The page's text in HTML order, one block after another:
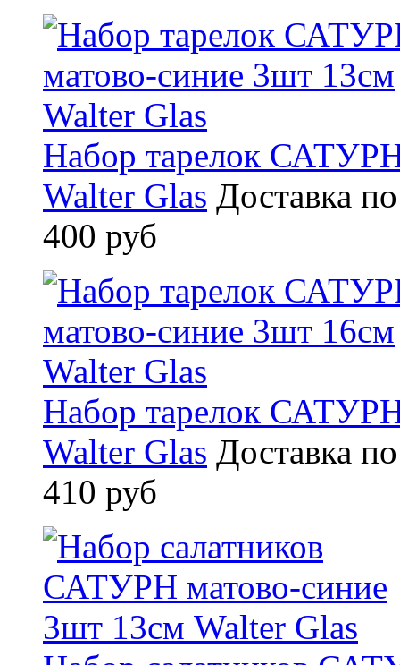
Набор тарелок
Walter Glas Доставка
400 руб
Набор тарелок
Walter Glas Доставка
410 руб